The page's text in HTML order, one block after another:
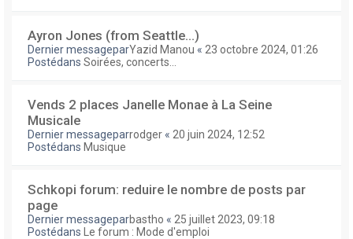
Ayron Jones (from Seattle...)
Dernier messageparYazid Manou « 23 octobre 2024, 01:26
Postédans Soirées, concerts...
Vends 2 places Janelle Monae à La Seine
Musicale
Dernier messageparrodger « 20 juin 2024, 12:52
Postédans Musique
Schkopi forum: reduire le nombre de posts par
page
Dernier messageparbastho « 25 juillet 2023, 09:18
Postédans
Le forum : Mode d'emploi